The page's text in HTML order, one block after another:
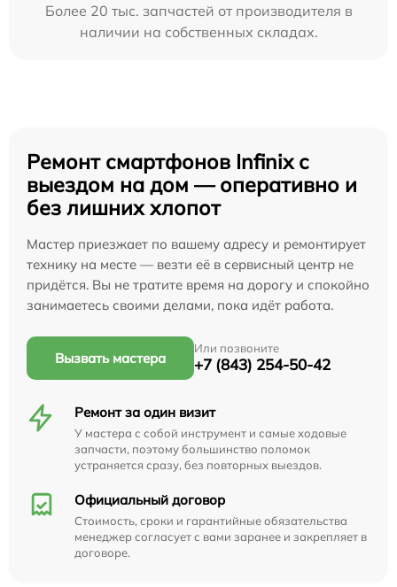
Более 20 тыс. запчастей от производителя в
наличии на собственных складах.
Ремонт смартфонов Infinix с
выездом на дом — оперативно и
без лишних хлопот
Мастер приезжает по вашему адресу и ремонтирует
технику на месте — везти её в сервисный центр не
придётся. Вы не тратите время на дорогу и спокойно
занимаетесь своими делами, пока идёт работа.
Вызвать мастера
Или позвоните
+7 (843) 254-50-42
Ремонт за один визит
У мастера с собой инструмент и самые ходовые
запчасти, поэтому большинство поломок
устраняется сразу, без повторных выездов.
Официальный договор
Стоимость, сроки и гарантийные обязательства
менеджер согласует с вами заранее и закрепляет в
договоре.